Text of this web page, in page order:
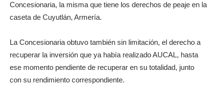
Concesionaria, la misma que tiene los derechos de peaje en la
caseta de Cuyutlán, Armería.
La Concesionaria obtuvo también sin limitación, el derecho a
recuperar la inversión que ya había realizado AUCAL, hasta
ese momento pendiente de recuperar en su totalidad, junto
con su rendimiento correspondiente.